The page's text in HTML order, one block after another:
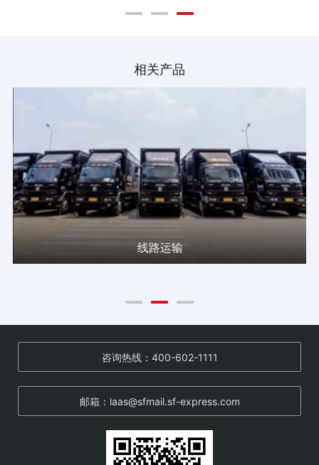
相关产品
线路运输
咨询热线：400-602-1111
邮箱：laas@sfmail.sf-express.com